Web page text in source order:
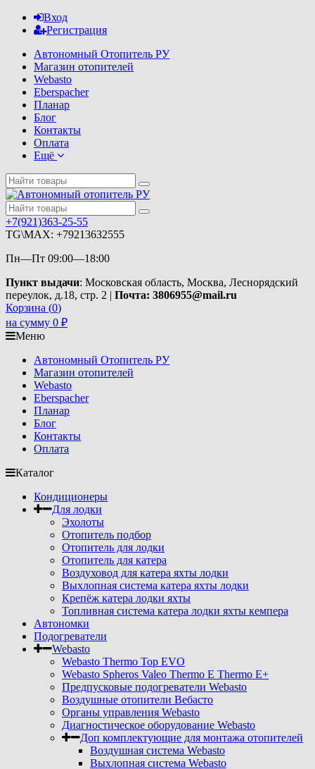
Вход
Регистрация
Автономный Отопитель РУ
Магазин отопителей
Webasto
Eberspacher
Планар
Блог
Контакты
Оплата
Ещё
+7(921)363-25-55
TG\MAX: +79213632555
Пн—Пт 09:00—18:00
Пункт выдачи: Московская область, Москва, Леснорядский
переулок, д.18, стр. 2 | Почта: 3806955@mail.ru
Корзина (0)
на сумму 0 ₽
Меню
Автономный Отопитель РУ
Магазин отопителей
Webasto
Eberspacher
Планар
Блог
Контакты
Оплата
Каталог
Кондиционеры
Для лодки
Эхолоты
Отопитель подбор
Отопитель для лодки
Отопитель для катера
Воздуховод для катера яхты лодки
Выхлопная система катера яхты лодки
Крепёж катера лодки яхты
Топливная система катера лодки яхты кемпера
Автономки
Подогреватели
Webasto
Webasto Thermo Top EVO
Webasto Spheros Valeo Thermo E Thermo E+
Предпусковые подогреватели Webasto
Воздушные отопители Вебасто
Органы управления Webasto
Диагностическое оборудование Webasto
Доп комплектующие для монтажа отопителей
Воздушная система Webasto
Выхлопная система Webasto